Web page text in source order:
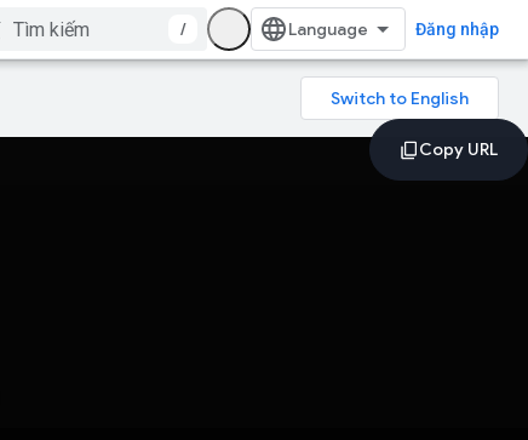
/ Đăng nhập